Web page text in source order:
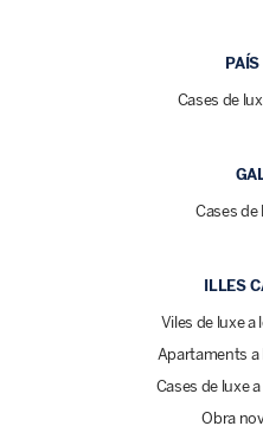
Cases de
Cases de
ILLES
Viles de luxe a
Apartaments a
Cases de luxe
Obra